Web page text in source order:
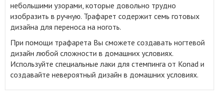
небольшими узорами, которые довольно трудно
изобразить в ручную. Трафарет содержит семь готовых
дизайна для переноса на ноготь.
При помощи трафарета Вы сможете создавать ногтевой
дизайн любой сложности в домашних условиях.
Используйте специальные лаки для стемпинга от Konad и
создавайте невероятный дизайн в домашних условиях.